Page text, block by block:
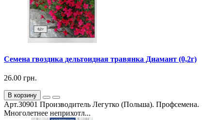
Семена гвоздика дельтоидная травянка Диамант (0,2г)
26.00 грн.
В корзину
Арт.30901 Производитель Легутко (Польша). Профсемена.
Многолетнее неприхотл...